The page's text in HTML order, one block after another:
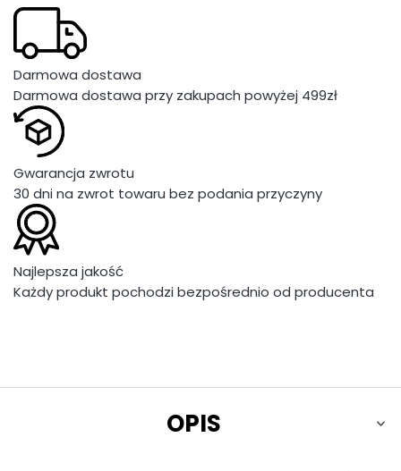
Darmowa dostawa
Darmowa dostawa przy zakupach powyżej 499zł
Gwarancja zwrotu
30 dni na zwrot towaru bez podania przyczyny
Najlepsza jakość
Każdy produkt pochodzi bezpośrednio od producenta
OPIS